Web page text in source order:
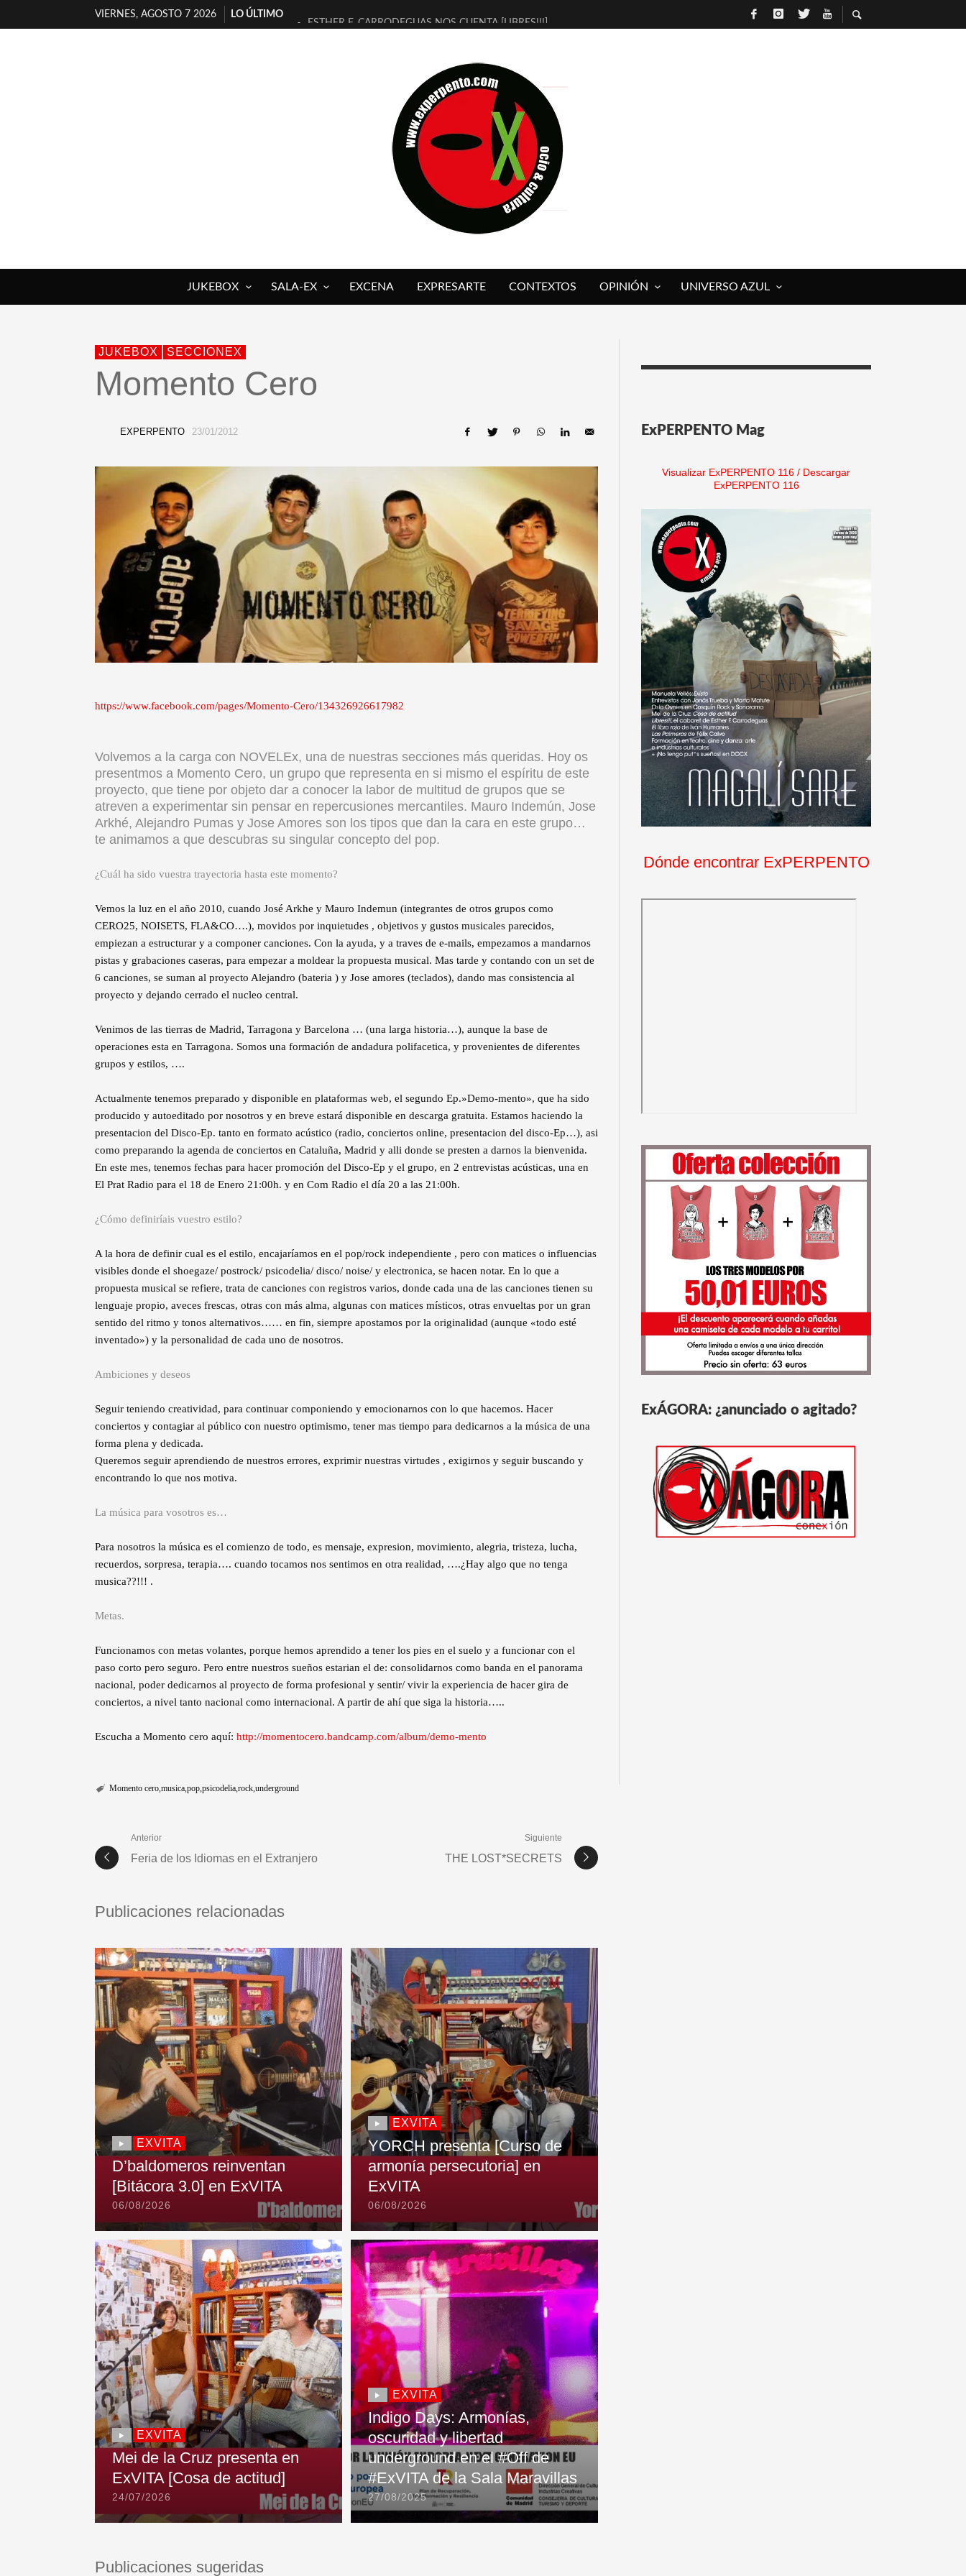
VIERNES, AGOSTO 7 2026
LO ÚLTIMO
ESTHER F. CARRODEGUAS NOS CUENTA [LIBRES!!!]
[ELECTRA JONDA] DE JUAN GUERRERO ZAMORA
TIMBRE 4, LA ESCUELA DEL DIRECTOR TEATRAL CLAUDIO TOLCACHIR
30 AÑOS (NO ES NADA) DE LA KATARSIS DEL TOMATAZO
MILITARES JUDÍAS EN #EXVITA
D’BALDOMEROS REINVENTAN [BITÁCORA 3.0] EN EXVITA
MARSHALL FLASH PRESENTA EN EXVITA [RELATIVA SENCILLEZ]
JOFRE BARDAGÍ EN EXVITA INTERPRETANDO A SERRAT
JUKEBOX SALA-EX EXCENA EXPRESARTE CONTEXTOS OPINIÓN UNIVERSO AZUL
JUKEBOX SECCIONEX
Momento Cero
EXPERPENTO 23/01/2012
https://www.facebook.com/pages/Momento-Cero/134326926617982
Volvemos a la carga con NOVELEx, una de nuestras secciones más queridas. Hoy os
presentmos a Momento Cero, un grupo que representa en si mismo el espíritu de este
proyecto, que tiene por objeto dar a conocer la labor de multitud de grupos que se
atreven a experimentar sin pensar en repercusiones mercantiles. Mauro Indemún, Jose
Arkhé, Alejandro Pumas y Jose Amores son los tipos que dan la cara en este grupo…
te animamos a que descubras su singular concepto del pop.
¿Cuál ha sido vuestra trayectoria hasta este momento?
Vemos la luz en el año 2010, cuando José Arkhe y Mauro Indemun (integrantes de otros grupos como
CERO25, NOISETS, FLA&CO….), movidos por inquietudes , objetivos y gustos musicales parecidos,
empiezan a estructurar y a componer canciones. Con la ayuda, y a traves de e-mails, empezamos a mandarnos
pistas y grabaciones caseras, para empezar a moldear la propuesta musical. Mas tarde y contando con un set de
6 canciones, se suman al proyecto Alejandro (bateria ) y Jose amores (teclados), dando mas consistencia al
proyecto y dejando cerrado el nucleo central.
Venimos de las tierras de Madrid, Tarragona y Barcelona … (una larga historia…), aunque la base de
operaciones esta en Tarragona. Somos una formación de andadura polifacetica, y provenientes de diferentes
grupos y estilos, ….
Actualmente tenemos preparado y disponible en plataformas web, el segundo Ep.»Demo-mento», que ha sido
producido y autoeditado por nosotros y en breve estará disponible en descarga gratuita. Estamos haciendo la
presentacion del Disco-Ep. tanto en formato acústico (radio, conciertos online, presentacion del disco-Ep…), asi
como preparando la agenda de conciertos en Cataluña, Madrid y alli donde se presten a darnos la bienvenida.
En este mes, tenemos fechas para hacer promoción del Disco-Ep y el grupo, en 2 entrevistas acústicas, una en
El Prat Radio para el 18 de Enero 21:00h. y en Com Radio el día 20 a las 21:00h.
¿Cómo definiríais vuestro estilo?
A la hora de definir cual es el estilo, encajaríamos en el pop/rock independiente , pero con matices o influencias
visibles donde el shoegaze/ postrock/ psicodelia/ disco/ noise/ y electronica, se hacen notar. En lo que a
propuesta musical se refiere, trata de canciones con registros varios, donde cada una de las canciones tienen su
lenguaje propio, aveces frescas, otras con más alma, algunas con matices místicos, otras envueltas por un gran
sentido del ritmo y tonos alternativos…… en fin, siempre apostamos por la originalidad (aunque «todo esté
inventado») y la personalidad de cada uno de nosotros.
Ambiciones y deseos
Seguir teniendo creatividad, para continuar componiendo y emocionarnos con lo que hacemos. Hacer
conciertos y contagiar al público con nuestro optimismo, tener mas tiempo para dedicarnos a la música de una
forma plena y dedicada.
Queremos seguir aprendiendo de nuestros errores, exprimir nuestras virtudes , exigirnos y seguir buscando y
encontrando lo que nos motiva.
La música para vosotros es…
Para nosotros la música es el comienzo de todo, es mensaje, expresion, movimiento, alegria, tristeza, lucha,
recuerdos, sorpresa, terapia…. cuando tocamos nos sentimos en otra realidad, ….¿Hay algo que no tenga
musica??!!! .
Metas.
Funcionamos con metas volantes, porque hemos aprendido a tener los pies en el suelo y a funcionar con el
paso corto pero seguro. Pero entre nuestros sueños estarian el de: consolidarnos como banda en el panorama
nacional, poder dedicarnos al proyecto de forma profesional y sentir/ vivir la experiencia de hacer gira de
conciertos, a nivel tanto nacional como internacional. A partir de ahí que siga la historia…..
Escucha a Momento cero aquí: http://momentocero.bandcamp.com/album/demo-mento
Momento cero musica pop psicodelia rock underground
Anterior
Feria de los Idiomas en el Extranjero
Siguiente
THE LOST*SECRETS
Publicaciones relacionadas
EXVITA
D’baldomeros reinventan
[Bitácora 3.0] en ExVITA
06/08/2026
EXVITA
YORCH presenta [Curso de
armonía persecutoria] en
ExVITA
06/08/2026
EXVITA
Mei de la Cruz presenta en
ExVITA [Cosa de actitud]
24/07/2026
EXVITA
Indigo Days: Armonías,
oscuridad y libertad
underground en el #Off de
#ExVITA de la Sala Maravillas
27/08/2025
Publicaciones sugeridas
ExPERPENTO Mag
Visualizar ExPERPENTO 116 / Descargar
ExPERPENTO 116
Dónde encontrar ExPERPENTO
ExÁGORA: ¿anunciado o agitado?